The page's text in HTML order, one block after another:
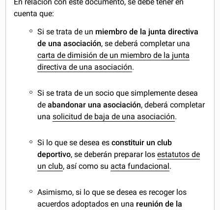
En relación con este documento, se debe tener en
cuenta que:
Si se trata de un miembro de la junta directiva
de una asociación, se deberá completar una
carta de dimisión de un miembro de la junta
directiva de una asociación.
Si se trata de un socio que simplemente desea
deabandonar una asociación, deberá completar
unasolicitud de baja de una asociación.
Si lo que se desea esconstituir un club
deportivo, se deberán preparar losestatutos de
un club, así como su acta fundacional.
Asimismo, si lo que se desea es recoger los
acuerdos adoptados en una reunión de la